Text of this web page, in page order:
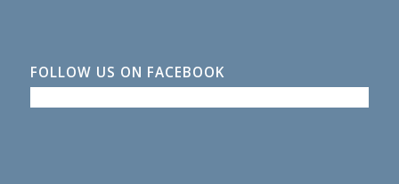
FOLLOW US ON FACEBOOK